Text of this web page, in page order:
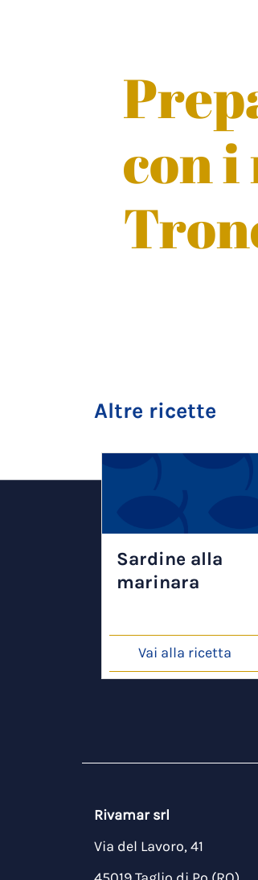
con
Altre ricette
Sardine alla
marinara
Vai alla ricetta
Rivamar srl
Via del Lavoro, 41